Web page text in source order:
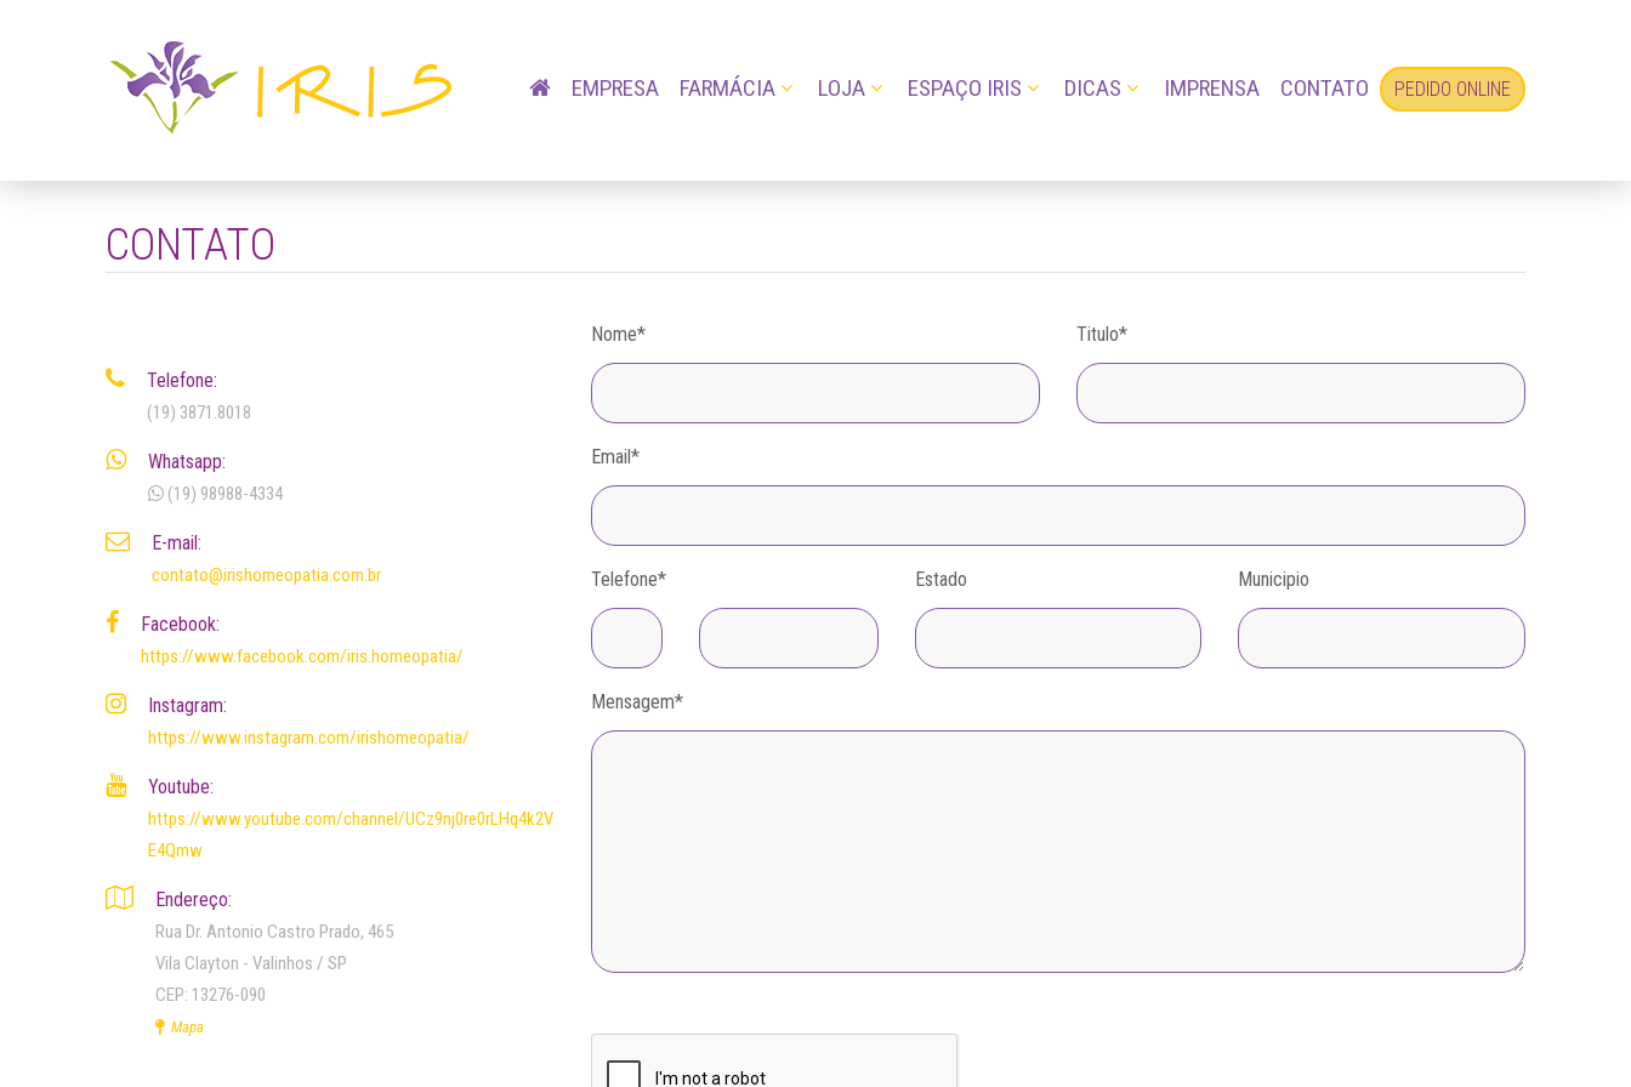
EMPRESA FARMÁCIA LOJA ESPAÇO IRIS DICAS IMPRENSA CONTATO PEDIDO ONLINE
CONTATO
Telefone:
(19) 3871.8018
Whatsapp:
(19) 98988-4334
E-mail:
contato@irishomeopatia.com.br
Facebook:
https://www.facebook.com/iris.homeopatia/
Instagram:
https://www.instagram.com/irishomeopatia/
Youtube:
https://www.youtube.com/channel/UCz9nj0re0rLHq4k2V-
E4Qmw
Endereço:
Rua Dr. Antonio Castro Prado, 465
Vila Clayton - Valinhos / SP
CEP: 13276-090
Mapa
Nome* Titulo*
Email*
Telefone* Estado Municipio
Mensagem*